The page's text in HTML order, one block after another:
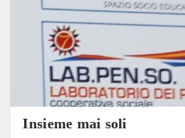
Insieme mai soli